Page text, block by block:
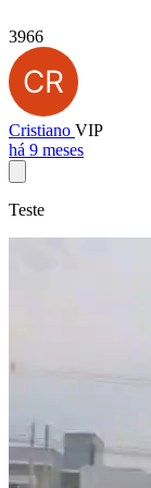
3966
Cristiano VIP
há 9 meses
Teste